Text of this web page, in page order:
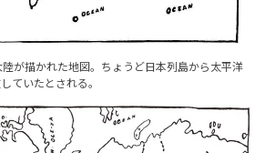
が描かれた地図。ちょうど日本列島から太平洋
ていたとされる。